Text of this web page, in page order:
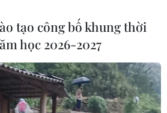
tạo công bố khung thời
học 2026-2027